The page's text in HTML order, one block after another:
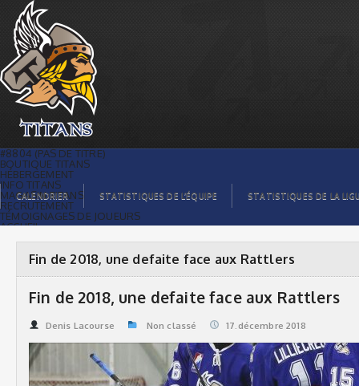
Fin de 2018, une defaite face aux
Rattlers | Titans de témiscaming
#8804 (PAS DE TITRE)
BOUTIQUE TITANS
HÉBERGEMENT
INFO TITANS
MAGASIN TITANS
RECRUTEMENT
TÉMOIGNAGES DE JOUEURS
ACCUEIL
GALERIE PHOTOS
STATISTIQUES
ORGANISATION
CALENDRIER
COMMANDITAIRES
STATISTIQUES DE LA LIGUE
CALENDRIER STATISTIQUES DE L’ÉQUIPE STATISTIQUES DE LA
Fin de 2018, une defaite face aux Rattlers
Fin de 2018, une defaite face aux Rattlers
Denis Lacourse Non classé 17.décembre 2018